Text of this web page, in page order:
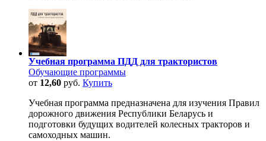
Учебная программа ПДД для трактористов
Обучающие программы
от 12,60 руб. Купить
Учебная программа предназначена для изучения Правил
дорожного движения Республики Беларусь и
подготовки будущих водителей колесных тракторов и
самоходных машин.